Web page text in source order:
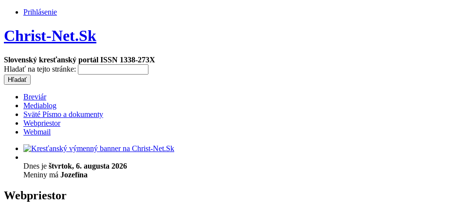
Prihlásenie
Christ-Net.Sk
Slovenský kresťanský portál ISSN 1338-273X
Hladať na tejto stránke:
Breviár
Mediablog
Sväté Písmo a dokumenty
Webpriestor
Webmail
Dnes je štvrtok, 6. augusta 2026
Meniny má Jozefína
Webpriestor